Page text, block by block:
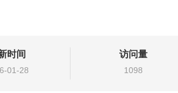
时间
01-28
访问量
1098